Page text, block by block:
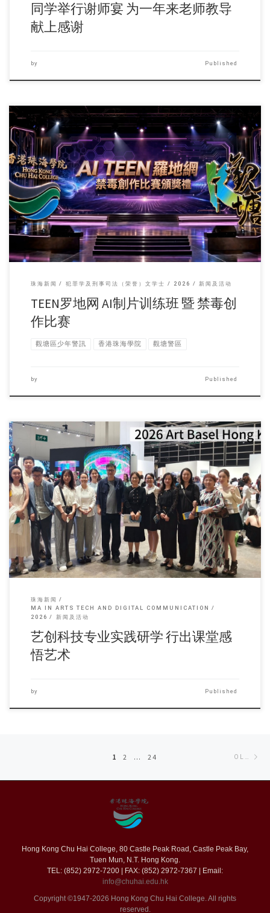
同学举行谢师宴 为一年来老师教导
献上感谢
by Published
由香港珠海学院、观塘 […]
珠海新闻 犯罪学及刑事司法（荣誉）文学士 2026 新闻及活动
TEEN罗地网 AI制片训练班 暨 禁毒创
作比赛
觀塘區少年警訊 香港珠海學院 觀塘警區
by Published
香港珠海学院「艺创科 […]
珠海新闻
MA IN ARTS TECH AND DIGITAL COMMUNICATION
2026
新闻及活动
艺创科技专业实践研学 行出课堂感
悟艺术
by Published
1 2 … 24
Hong Kong Chu Hai College, 80 Castle Peak Road, Castle Peak Bay,
Tuen Mun, N.T. Hong Kong.
TEL: (852) 2972-7200 | FAX: (852) 2972-7367 | Email:
info@chuhai.edu.hk
Copyright ©1947-2026 Hong Kong Chu Hai College. All rights
reserved.